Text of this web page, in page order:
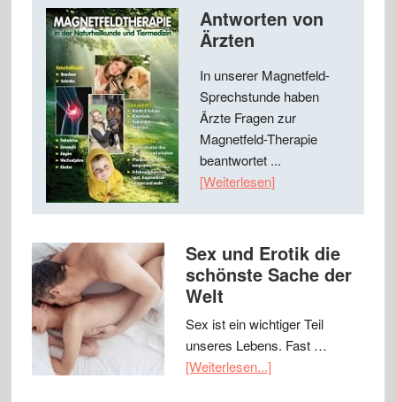
Antworten von
Ärzten
In unserer Magnetfeld-
Sprechstunde haben
Ärzte Fragen zur
Magnetfeld-Therapie
beantwortet ...
[Weiterlesen]
Sex und Erotik die
schönste Sache der
Welt
Sex ist ein wichtiger Teil
unseres Lebens. Fast …
[Weiterlesen...]